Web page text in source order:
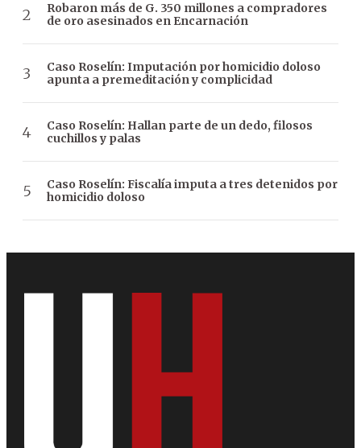
Robaron más de G. 350 millones a compradores
de oro asesinados en Encarnación
Caso Roselín: Imputación por homicidio doloso
apunta a premeditación y complicidad
Caso Roselín: Hallan parte de un dedo, filosos
cuchillos y palas
Caso Roselín: Fiscalía imputa a tres detenidos por
homicidio doloso